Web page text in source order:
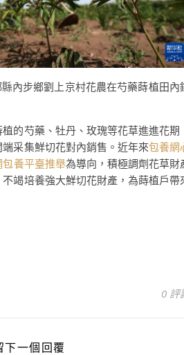
縣內步鄉劉上京村花農在芍藥蒔植田內
的芍藥、牡丹、玫瑰等花草進進花期
采集鮮切花對內銷售。近年來包養網
包養平臺推舉為導向，積極調劑花草財
竭培養強大鮮切花財產，為蒔植戶帶
0 評
下一個回覆